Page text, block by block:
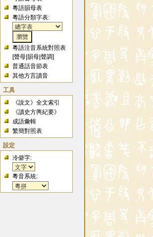
粵語韻母表
粵語分類字表:
粵語注音系統對照表
[聲母 |韻母 |聲調]
普通話音節表
其他方言讀音
工具
《說文》全文索引
《讀史方輿紀要》
成語彙輯
繁簡對照表
設定
冷僻字:
粵音系統: